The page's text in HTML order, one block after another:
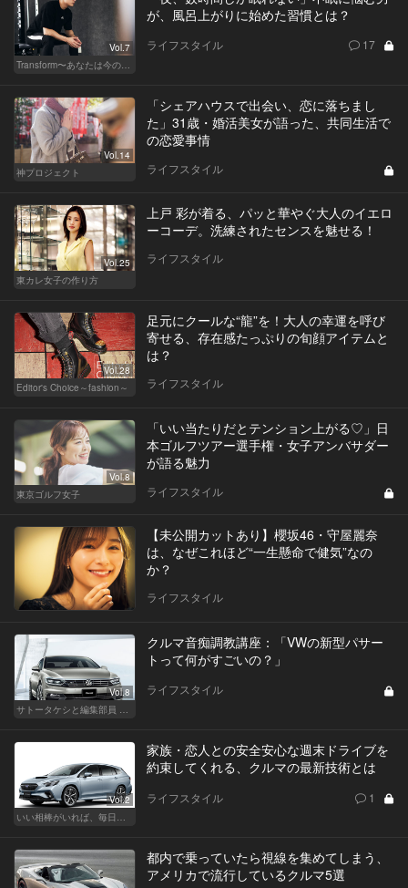
Vol.7
が、風呂上がりに始めた習慣とは？
ライフスタイル 17
Vol.14
神プロジェクト
「シェアハウスで出会い、恋に落ちまし
た」31歳・婚活美女が語った、共同生活で
の恋愛事情
ライフスタイル
Vol.25
東カレ女子の作り方
上戸 彩が着る、パッと華やぐ大人のイエロ
ーコーデ。洗練されたセンスを魅せる！
ライフスタイル
Vol.28
Editor's Choice～fashion～
足元にクールな“龍”を！大人の幸運を呼び
寄せる、存在感たっぷりの旬顔アイテムと
は？
ライフスタイル
Vol.8
東京ゴルフ女子
「いい当たりだとテンション上がる♡」日
本ゴルフツアー選手権・女子アンバサダー
が語る魅力
ライフスタイル
【未公開カットあり】櫻坂46・守屋麗奈
は、なぜこれほど“一生懸命で健気”なの
か？
ライフスタイル
Vol.8
サトータケシと編集部員 船山の"CAR GENTSへの道"
クルマ音痴調教講座：「VWの新型パサー
トって何がすごいの？」
ライフスタイル
Vol.2
いい相棒がいれば、毎日が楽しい。クルマがあるとできること
家族・恋人との安全安心な週末ドライブを
約束してくれる、クルマの最新技術とは
ライフスタイル 1
都内で乗っていたら視線を集めてしまう、
アメリカで流行しているクルマ5選